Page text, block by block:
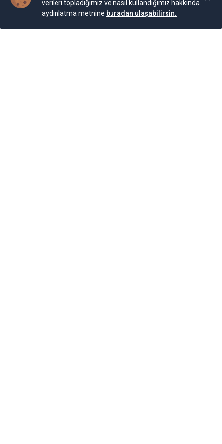
verileri topladığımız ve nasıl kullandığımız hakkında
aydınlatma metnine buradan ulaşabilirsin.